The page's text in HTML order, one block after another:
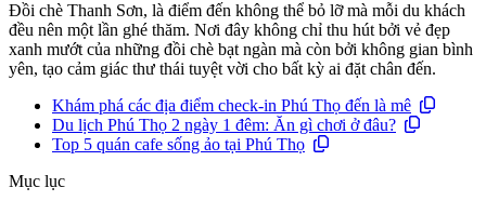
Đồi chè Thanh Sơn, là điểm đến không thể bỏ lỡ mà mỗi du khách
đều nên một lần ghé thăm. Nơi đây không chỉ thu hút bởi vẻ đẹp
xanh mướt của những đồi chè bạt ngàn mà còn bởi không gian bình
yên, tạo cảm giác thư thái tuyệt vời cho bất kỳ ai đặt chân đến.
Khám phá các địa điểm check-in Phú Thọ đến là mê
Du lịch Phú Thọ 2 ngày 1 đêm: Ăn gì chơi ở đâu?
Top 5 quán cafe sống ảo tại Phú Thọ
Mục lục